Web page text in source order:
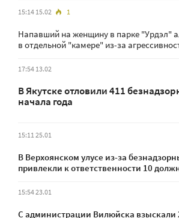
15:14 15.02 1
Напавший на женщину в парке "Урдэл"
в отдельной "камере" из-за
17:54 13.02
В Якутске отловили 411
начала года
15:11 25.01
В Верхоянском улусе из-за
привлекли к ответственности 10
15:54 23.01
С администрации Вилюйска взыскали